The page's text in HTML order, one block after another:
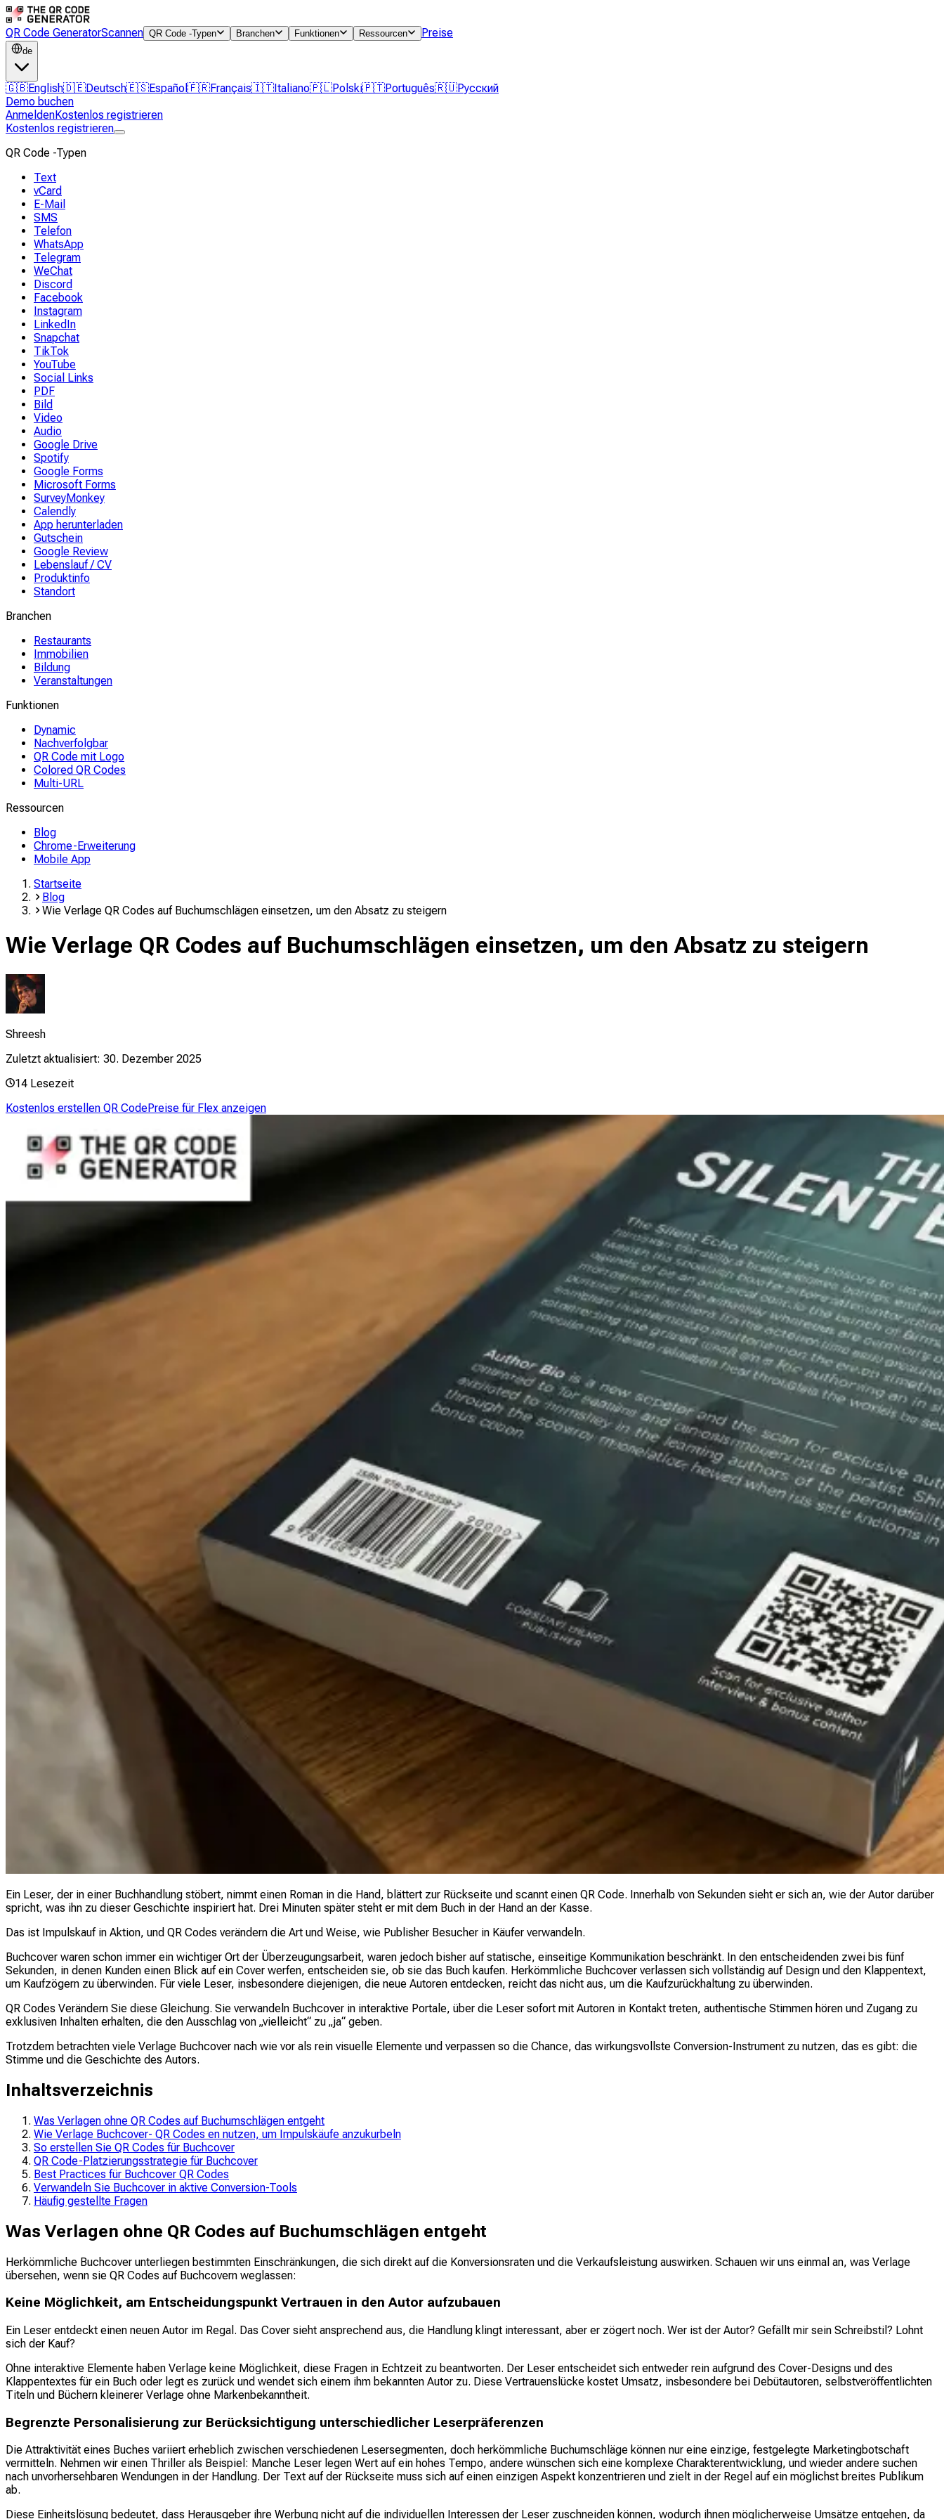
QR Code GeneratorScannen QR Code -Typen Branchen Funktionen Ressourcen Preise
de
🇬🇧English🇩🇪Deutsch🇪🇸Español 🇫🇷Français🇮🇹Italiano🇵🇱Polski🇵🇹Português🇷🇺Русский
Demo buchen
AnmeldenKostenlos registrieren
Kostenlos registrieren
QR Code -Typen
Text
vCard
E-Mail
SMS
Telefon
WhatsApp
Telegram
WeChat
Discord
Facebook
Instagram
LinkedIn
Snapchat
TikTok
YouTube
Social Links
PDF
Bild
Video
Audio
Google Drive
Spotify
Google Forms
Microsoft Forms
SurveyMonkey
Calendly
App herunterladen
Gutschein
Google Review
Lebenslauf / CV
Produktinfo
Standort
Branchen
Restaurants
Immobilien
Bildung
Veranstaltungen
Funktionen
Dynamic
Nachverfolgbar
QR Code mit Logo
Colored QR Codes
Multi-URL
Ressourcen
Blog
Chrome-Erweiterung
Mobile App
Startseite
Blog
Wie Verlage QR Codes auf Buchumschlägen einsetzen, um den Absatz zu steigern
Wie Verlage QR Codes auf Buchumschlägen einsetzen, um den Absatz zu steigern
Shreesh
Zuletzt aktualisiert: 30. Dezember 2025
14 Lesezeit
Kostenlos erstellen QR CodePreise für Flex anzeigen
Ein Leser, der in einer Buchhandlung stöbert, nimmt einen Roman in die Hand, blättert zur Rückseite und scannt einen QR Code. Innerhalb von Sekunden sieht er sich an, wie der Autor darüber
spricht, was ihn zu dieser Geschichte inspiriert hat. Drei Minuten später steht er mit dem Buch in der Hand an der Kasse.
Das ist Impulskauf in Aktion, und QR Codes verändern die Art und Weise, wie Publisher Besucher in Käufer verwandeln.
Buchcover waren schon immer ein wichtiger Ort der Überzeugungsarbeit, waren jedoch bisher auf statische, einseitige Kommunikation beschränkt. In den entscheidenden zwei bis fünf
Sekunden, in denen Kunden einen Blick auf ein Cover werfen, entscheiden sie, ob sie das Buch kaufen. Herkömmliche Buchcover verlassen sich vollständig auf Design und den Klappentext,
um Kaufzögern zu überwinden. Für viele Leser, insbesondere diejenigen, die neue Autoren entdecken, reicht das nicht aus, um die Kaufzurückhaltung zu überwinden.
QR Codes Verändern Sie diese Gleichung. Sie verwandeln Buchcover in interaktive Portale, über die Leser sofort mit Autoren in Kontakt treten, authentische Stimmen hören und Zugang zu
exklusiven Inhalten erhalten, die den Ausschlag von „vielleicht“ zu „ja“ geben.
Trotzdem betrachten viele Verlage Buchcover nach wie vor als rein visuelle Elemente und verpassen so die Chance, das wirkungsvollste Conversion-Instrument zu nutzen, das es gibt: die
Stimme und die Geschichte des Autors.
Inhaltsverzeichnis
Was Verlagen ohne QR Codes auf Buchumschlägen entgeht
Wie Verlage Buchcover- QR Codes en nutzen, um Impulskäufe anzukurbeln
So erstellen Sie QR Codes für Buchcover
QR Code-Platzierungsstrategie für Buchcover
Best Practices für Buchcover QR Codes
Verwandeln Sie Buchcover in aktive Conversion-Tools
Häufig gestellte Fragen
Was Verlagen ohne QR Codes auf Buchumschlägen entgeht
Herkömmliche Buchcover unterliegen bestimmten Einschränkungen, die sich direkt auf die Konversionsraten und die Verkaufsleistung auswirken. Schauen wir uns einmal an, was Verlage
übersehen, wenn sie QR Codes auf Buchcovern weglassen:
Keine Möglichkeit, am Entscheidungspunkt Vertrauen in den Autor aufzubauen
Ein Leser entdeckt einen neuen Autor im Regal. Das Cover sieht ansprechend aus, die Handlung klingt interessant, aber er zögert noch. Wer ist der Autor? Gefällt mir sein Schreibstil? Lohnt
sich der Kauf?
Ohne interaktive Elemente haben Verlage keine Möglichkeit, diese Fragen in Echtzeit zu beantworten. Der Leser entscheidet sich entweder rein aufgrund des Cover-Designs und des
Klappentextes für ein Buch oder legt es zurück und wendet sich einem ihm bekannten Autor zu. Diese Vertrauenslücke kostet Umsatz, insbesondere bei Debütautoren, selbstveröffentlichten
Titeln und Büchern kleinerer Verlage ohne Markenbekanntheit.
Begrenzte Personalisierung zur Berücksichtigung unterschiedlicher Leserpräferenzen
Die Attraktivität eines Buches variiert erheblich zwischen verschiedenen Lesersegmenten, doch herkömmliche Buchumschläge können nur eine einzige, festgelegte Marketingbotschaft
vermitteln. Nehmen wir einen Thriller als Beispiel: Manche Leser legen Wert auf ein hohes Tempo, andere wünschen sich eine komplexe Charakterentwicklung, und wieder andere suchen
nach unvorhersehbaren Wendungen in der Handlung. Der Text auf der Rückseite muss sich auf einen einzigen Aspekt konzentrieren und zielt in der Regel auf ein möglichst breites Publikum
ab.
Diese Einheitslösung bedeutet, dass Herausgeber ihre Werbung nicht auf die individuellen Interessen der Leser zuschneiden können, wodurch ihnen möglicherweise Umsätze entgehen, da